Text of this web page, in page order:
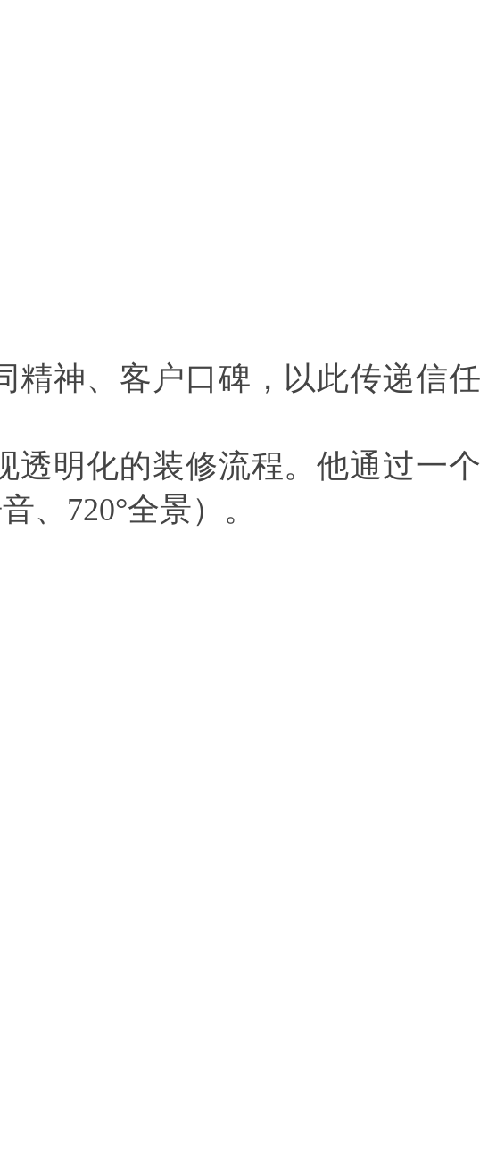
精神、客户口碑，以此传递信任
透明化的装修流程。他通过一个
、 720°全景）。